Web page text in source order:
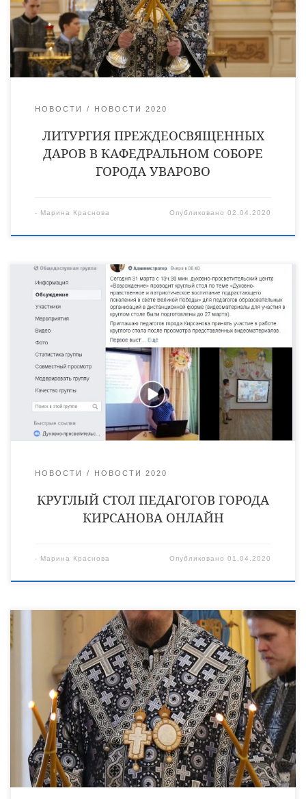
Владимира Алейникова и Виктора Кончакова, а также
диакона Сергия Демидова. По завершении богослужения по
благословению епископа Игнатия со словами наставления к
прихожанам обратился священник Владимир Алейников, […]
НОВОСТИ НОВОСТИ 2020
ЛИТУРГИЯ ПРЕЖДЕОСВЯЩЕННЫХ
ДАРОВ В КАФЕДРАЛЬНОМ СОБОРЕ
ГОРОДА УВАРОВО
- Марина Краснова Опубликовано02.04.2020
31 марта сотрудники духовно-просветительского центра
«Возрождение» города Кирсанова организовали круглый стол
в режиме видеоконференции по теме «Духовно-нравственное
и патриотическое воспитание подрастающего поколения в
свете Великой Победы». В онлайн-форуме приняли участие
педагоги образовательных организаций и в дистанционной
форме предоставили видеоматериалы для участия. Первое
выступление — воспитателя из детского сада «Аленка»
Перемыщевой Татьяны Михайловнны. Следующим стало […]
НОВОСТИ НОВОСТИ 2020
КРУГЛЫЙ СТОЛ ПЕДАГОГОВ ГОРОДА
КИРСАНОВА ОНЛАЙН
- Марина Краснова Опубликовано01.04.2020
1 апреля, в день памяти Смоленской иконы Божией Матери,
именуемой «Умиление», седмицы 5-й Великого поста, в
Христорождественском кафедральном соборе города Уварово
литургию преждеосвященных даров совершил епископ
Уваровский и Кирсановский Игнатий. Его Преосвященству
сослужили клирики собора священники Владимир Васильев,
Владимир Алейников, Виктор Кончаков и диакон Сергий
Демидов. По завершении богослужения, по благословению
правящего архиерея, крест […]